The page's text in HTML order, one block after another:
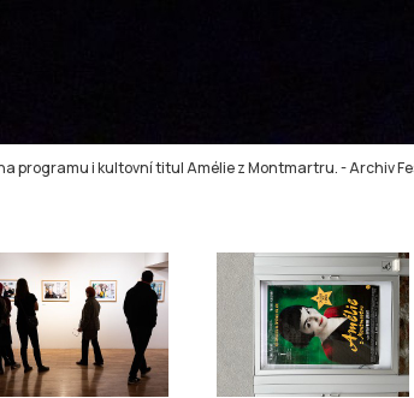
programu i kultovní titul Amélie z Montmartru.-Archiv